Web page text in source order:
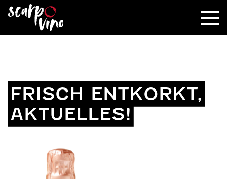
FRISCH ENTKORKT,
AKTUELLES!